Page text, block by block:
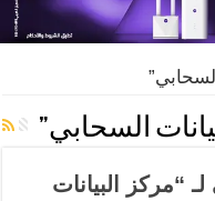
السحابي”
“مركز البيانات